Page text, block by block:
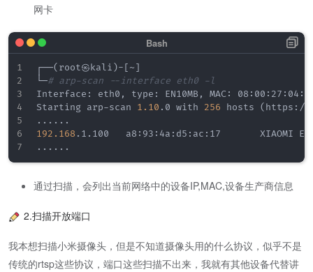
网卡
┌──( root㉿kali )- [~]
└─# arp-scan --interface eth0 -l
Interface: eth0, type: EN10MB, MAC:
Starting arp-scan 1.10 .0 with 256 hosts ( https://
.. .. ..
192.168
.. .. ..
通过扫描，会列出当前网络中的设备IP,MAC,设备生产商信息
2.扫描开放端口
我本想扫描小米摄像头，但是不知道摄像头用的什么协议，似乎不是
传统的rtsp这些协议，端口这些扫描不出来，我就有其他设备代替讲